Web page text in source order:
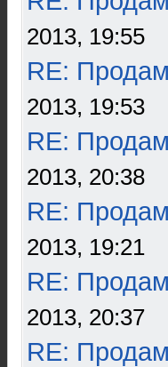
2013, 19:55
RE:
2013, 19:53
RE:
2013, 20:38
RE:
2013, 19:21
RE:
2013, 20:37
RE: